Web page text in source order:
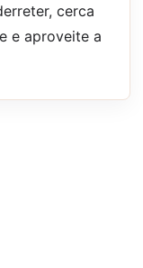
cerca
e aproveite a